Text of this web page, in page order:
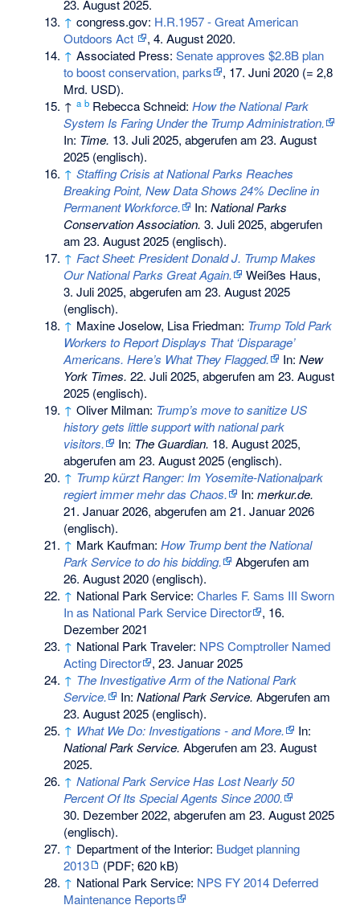
23. August 2025.
↑ congress.gov: H.R.1957 - Great American
Outdoors Act
, 4. August 2020.
↑ Associated Press:Senate approves $2.8B plan
to boost conservation, parks
, 17. Juni 2020 (= 2,8
Mrd. USD).
↑a b Rebecca Schneid:How the National Park
System Is Faring Under the Trump Administration.
In: Time. 13. Juli 2025, abgerufen am 23. August
2025 (englisch).
↑ Staffing Crisis at National Parks Reaches
Breaking Point, New Data Shows 24% Decline in
Permanent Workforce.
In:National Parks
Conservation Association. 3. Juli 2025, abgerufen
am 23. August 2025 (englisch).
↑ Fact Sheet: President Donald J. Trump Makes
Our National Parks Great Again.
Weißes Haus,
3. Juli 2025, abgerufen am 23. August 2025
(englisch).
↑ Maxine Joselow, Lisa Friedman: Trump Told Park
Workers to Report Displays That ‘Disparage’
Americans. Here’s What They Flagged.
In:New
York Times. 22. Juli 2025, abgerufen am 23. August
2025 (englisch).
↑ Oliver Milman: Trump’s move to sanitize US
history gets little support with national park
visitors.
In: The Guardian. 18. August 2025,
abgerufen am 23. August 2025 (englisch).
↑ Trump kürzt Ranger: Im Yosemite-Nationalpark
regiert immer mehr das Chaos.
In:merkur.de.
21. Januar 2026, abgerufen am 21. Januar 2026
(englisch).
↑ Mark Kaufman:How Trump bent the National
Park Service to do his bidding.
Abgerufen am
26. August 2020 (englisch).
↑ National Park Service:Charles F. Sams III Sworn
In as National Park Service Director
, 16.
Dezember 2021
↑ National Park Traveler: NPS Comptroller Named
Acting Director
, 23. Januar 2025
↑ The Investigative Arm of the National Park
Service.
In:National Park Service. Abgerufen am
23. August 2025 (englisch).
↑ What We Do: Investigations - and More.
In:
National Park Service. Abgerufen am 23. August
2025.
↑ National Park Service Has Lost Nearly 50
Percent Of Its Special Agents Since 2000.
30. Dezember 2022, abgerufen am 23. August 2025
(englisch).
↑ Department of the Interior: Budget planning
2013
(PDF; 620 kB)
↑ National Park Service: NPS FY 2014 Deferred
Maintenance Reports